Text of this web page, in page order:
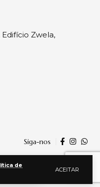
de
ACEITAR
Zwela,
Siga-nos
| By